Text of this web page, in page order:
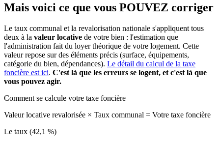
Mais voici ce que vous POUVEZ corriger
Le taux communal et la revalorisation nationale s'appliquent tous
deux à la valeur locative de votre bien : l'estimation que
l'administration fait du loyer théorique de votre logement. Cette
valeur repose sur des éléments précis (surface, équipements,
catégorie du bien, dépendances). Le détail du calcul de la taxe
foncière est ici. C'est là que les erreurs se logent, et c'est là que
vous pouvez agir.
Comment se calcule votre taxe foncière
Valeur locative revalorisée × Taux communal = Votre taxe foncière
Le taux (42,1 %)